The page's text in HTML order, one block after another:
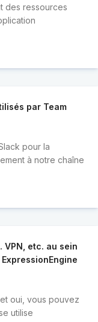
des ressources
par Team
pour la
à notre chaîne
etc. au sein
oui, vous pouvez
utilise